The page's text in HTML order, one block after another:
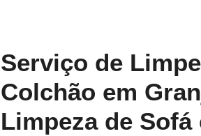
Serviço de
Colchão em
Limpeza de